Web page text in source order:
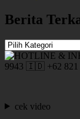
Berita
Berita
Terkait
cek video